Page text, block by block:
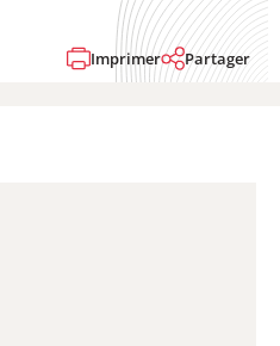
Imprimer Partager